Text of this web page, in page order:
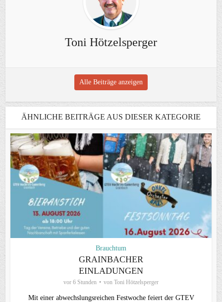
Toni Hötzelsperger
Alle Beiträge anzeigen
ÄHNLICHE BEITRÄGE AUS DIESER KATEGORIE
Brauchtum
GRAINBACHER
EINLADUNGEN
vor 6 Stunden von Toni Hötzelsperger
Mit einer abwechslungsreichen Festwoche feiert der GTEV